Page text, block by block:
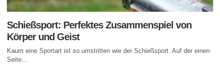
Schießsport: Perfektes Zusammenspiel von
Körper und Geist
Kaum eine Sportart ist so umstritten wie der Schießsport. Auf der einen
Seite...